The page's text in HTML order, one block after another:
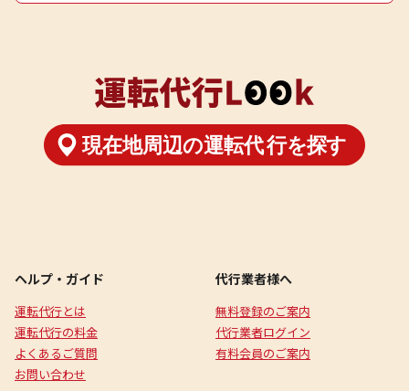
ヘルプ・ガイド
運転代行とは
運転代行の料金
よくあるご質問
お問い合わせ
代行業者様へ
無料登録のご案内
代行業者ログイン
有料会員のご案内